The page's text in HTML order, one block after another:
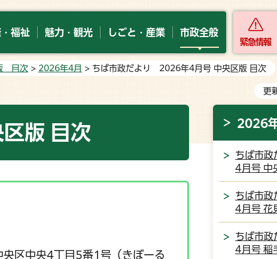
福祉 魅力・観光 しごと・産業 市政全般
緊急情報
目次 > 2026年4月 > ちば市政だより 2026年4月号 中央区版 目次
更
版 目次
中央4丁目5番1号（きぼーる
2026
ちば市
4月号 中
ちば市
4月号 花
ちば市
4月号 稲